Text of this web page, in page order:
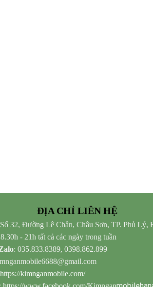
ĐỊA CHỈ LIÊN HỆ
32, Đường Lê Chân, Châu Sơn, TP. Phủ Lý,
- 21h tất cả các ngày trong tuần
: 035.833.8389, 0398.862.899
https://kimnganmobile.com/